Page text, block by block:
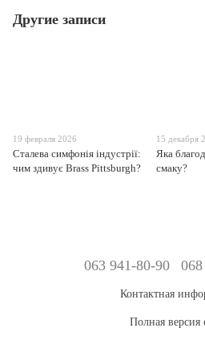
Другие записи
19 февраля 2026
Сталева симфонія індустрії:
чим здивує Brass Pittsburgh?
15 декабря
Яка
смаку?
063 941-80-90
Контактная
Полная версия